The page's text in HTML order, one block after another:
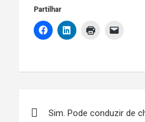
Partilhar
Sim. Pode conduzir de